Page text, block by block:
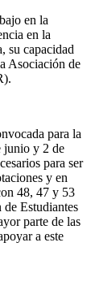
en la
en la
su capacidad
Asociación de
para la
junio y 2 de
para ser
y en
48, 47 y 53
de Estudiantes
parte de las
a este